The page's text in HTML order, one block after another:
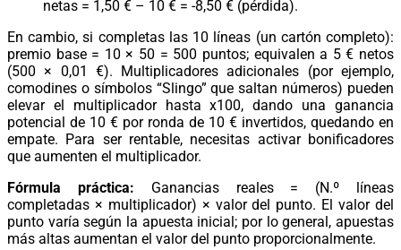
netas = 1,50 € – 10 € = -8,50 € (pérdida).
En cambio, si completas las 10 líneas (un cartón completo):
premio base = 10 × 50 = 500 puntos; equivalen a 5 € netos
(500 × 0,01 €). Multiplicadores adicionales (por ejemplo,
comodines o símbolos “Slingo” que saltan números) pueden
elevar el multiplicador hasta x100, dando una ganancia
potencial de 10 € por ronda de 10 € invertidos, quedando en
empate. Para ser rentable, necesitas activar bonificadores
que aumenten el multiplicador.
Fórmula práctica: Ganancias reales = (N.º líneas
completadas × multiplicador) × valor del punto. El valor del
punto varía según la apuesta inicial; por lo general, apuestas
más altas aumentan el valor del punto proporcionalmente.